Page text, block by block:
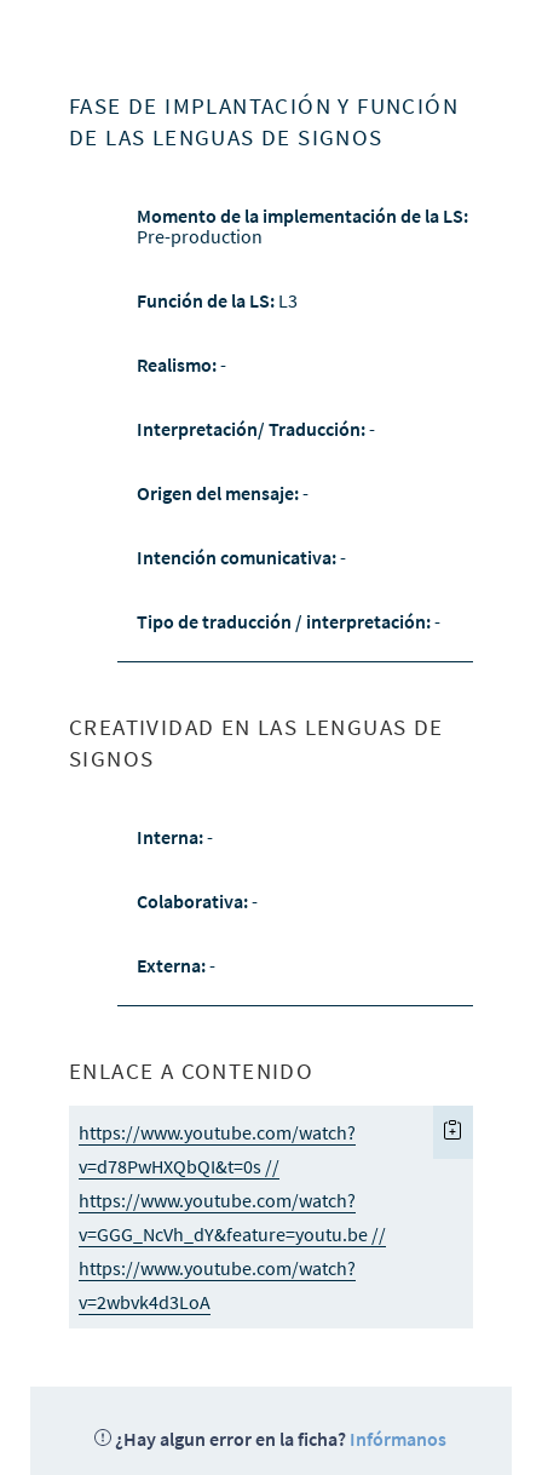
FASE DE IMPLANTACIÓN Y FUNCIÓN
DE LAS LENGUAS DE SIGNOS
Momento de la implementación de la LS:
Pre-production
Función de la LS: L3
Realismo:-
Interpretación/ Traducción:-
Origen del mensaje:-
Intención comunicativa:-
Tipo de traducción / interpretación:-
CREATIVIDAD EN LAS LENGUAS DE
SIGNOS
Interna:-
Colaborativa:-
Externa:-
ENLACE A CONTENIDO
https://www.youtube.com/watch?
v=d78PwHXQbQI&t=0s //
https://www.youtube.com/watch?
v=GGG_NcVh_dY&feature=youtu.be //
https://www.youtube.com/watch?
v=2wbvk4d3LoA
¿Hay algun error en la ficha? Infórmanos